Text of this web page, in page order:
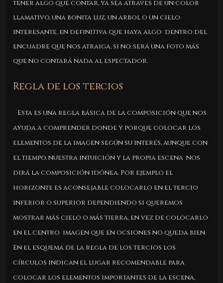
tener algo que contar, ya sea atraves de un color
llamativo, una bonita luz, un arbol o un cielo
interesante, en definitiva que haya algo dentro del
encuadre que nos atraiga, si no, será una foto más
que no contará nada al espectador.
Regla de los tercios
Esta es una regla básica de la composición que nos
ayuda a comprender donde y porque colocar los
elementos de la imagen según su interés, aunque con
el tiempo, nuestra intuición y la propia escena nos
dirá la composición idónea. Por ejemplo el
horizonte es aconsejable colocarlo en el tercio
inferior o superior dependiendo si queremos
mostrar más cielo o más tierra, en vez de colocarlo
en el centro imagen que en ocsiones no queda bien.
En el esquema de la regla de los tercios los
círculos indican el lugar recomendable para
colocar los elementos importantes de la escena,